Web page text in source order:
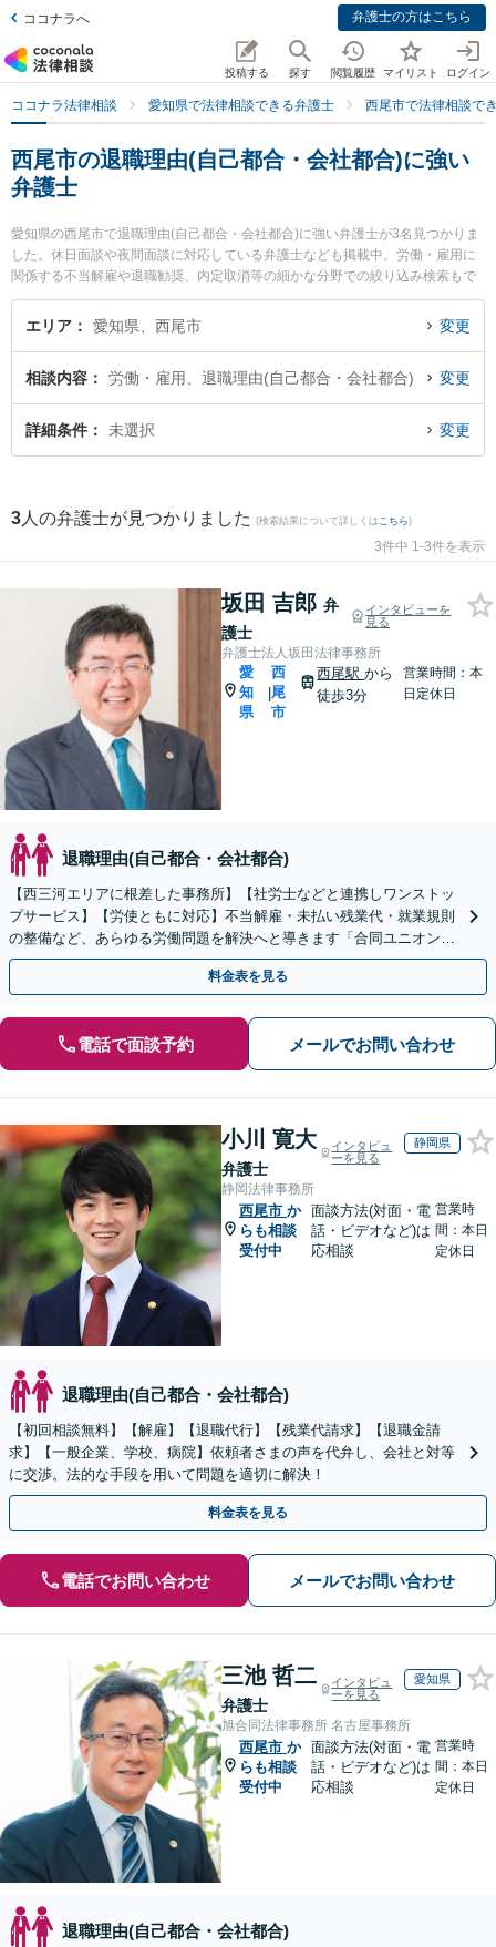
ココナラへ 弁護士の方はこちら
投稿する 探す 閲覧履歴 マイリスト ログイン
ココナラ法律相談 愛知県で法律相談できる弁護士 西尾市で法律相談で
西尾市の退職理由(自己都合・会社都合)に強い
弁護士
愛知県の西尾市で退職理由(自己都合・会社都合)に強い弁護士が3名見つかりま
した。休日面談や夜間面談に対応している弁護士なども掲載中。労働・雇用に
関係する不当解雇や退職勧奨、内定取消等の細かな分野での絞り込み検索もで
き便利です。特に弁護士法人坂田法律事務所の坂田 吉郎弁護士や弁護士法人坂
田法律事務所の髙木 卓也弁護士、安藤法律事務所の安藤 芳朗弁護士のプロフィ
たい』『退職理由(自己都合・会社都合)のトラブル解決の実績豊富な近くの弁護
士を検索したい』『初回相談無料で退職理由(自己都合・会社都合)を法律相談で
きる西尾市内の弁護士に相談予約したい』などでお困りの相談者さんにおすす
エリア 愛知県、西尾市 変更
相談内容 労働・雇用、退職理由(自己都合・会社都合) 変更
詳細条件 未選択 変更
3 人の弁護士が見つかりました (検索結果について詳しくは こちら)
3件中 1-3件を表示
坂田 吉郎 弁
護士
インタビューを
見る
弁護士法人坂田法律事務所
愛
知
県
|
西
尾
市
西尾駅から
徒歩3分
営業時間：本
日定休日
退職理由(自己都合・会社都合)
【西三河エリアに根差した事務所】【社労士などと連携しワンストッ
プサービス】【労使ともに対応】不当解雇・未払い残業代・就業規則
の整備など、あらゆる労働問題を解決へと導きます「合同ユニオン」
との交渉を代理した経験あり【休日・夜間相談あり】
料金表を見る
電話で面談予約 メールでお問い合わせ
小川 寛大
弁護士
インタビュ
ーを見る
静岡県
静岡法律事務所
西尾市 か
らも相談
受付中
面談方法(対面・電
話・ビデオなど)は
応相談
営業時
間：本日
定休日
退職理由(自己都合・会社都合)
【初回相談無料】【解雇】【退職代行】【残業代請求】【退職金請
求】【一般企業、学校、病院】依頼者さまの声を代弁し、会社と対等
に交渉。法的な手段を用いて問題を適切に解決！
料金表を見る
電話でお問い合わせ メールでお問い合わせ
三池 哲二
弁護士
インタビュ
ーを見る
愛知県
旭合同法律事務所 名古屋事務所
西尾市 か
らも相談
受付中
面談方法(対面・電
話・ビデオなど)は
応相談
営業時
間：本日
定休日
退職理由(自己都合・会社都合)